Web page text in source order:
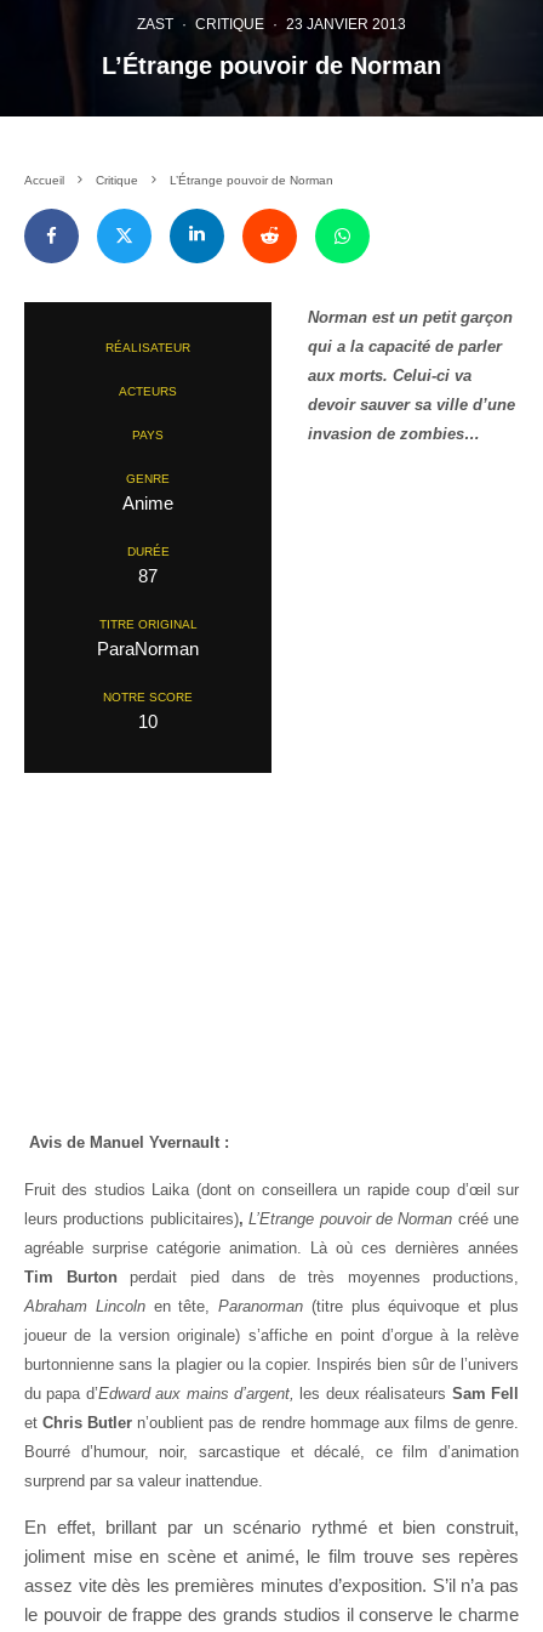
ZAST · CRITIQUE · 23 JANVIER 2013
L’Étrange pouvoir de Norman
Accueil Critique L’Étrange pouvoir de Norman
RÉALISATEUR
ACTEURS
PAYS
GENRE
Anime
DURÉE
87
TITRE ORIGINAL
ParaNorman
NOTRE SCORE
10
Norman est un petit garçon
qui a la capacité de parler
aux morts. Celui-ci va
devoir sauver sa ville d’une
invasion de zombies…
Avis de Manuel Yvernault :
Fruit des studios Laika (dont on conseillera un rapide coup d’œil sur
leurs productions publicitaires),L’Etrange pouvoir de Norman créé une
agréable surprise catégorie animation. Là où ces dernières années
Tim Burtonperdait pied dans de très moyennes productions,
Abraham Lincolnen tête,Paranorman (titre plus équivoque et plus
joueur de la version originale) s’affiche en point d’orgue à la relève
burtonnienne sans la plagier ou la copier. Inspirés bien sûr de l’univers
du papa d’Edward aux mains d’argent, les deux réalisateurs Sam Fell
etChris Butler n’oublient pas de rendre hommage aux films de genre.
Bourré d’humour, noir, sarcastique et décalé, ce film d’animation
surprend par sa valeur inattendue.
En effet, brillant par un scénario rythmé et bien construit,
joliment mise en scène et animé, le film trouve ses repères
assez vite dès les premières minutes d’exposition. S’il n’a pas
le pouvoir de frappe des grands studios il conserve le charme